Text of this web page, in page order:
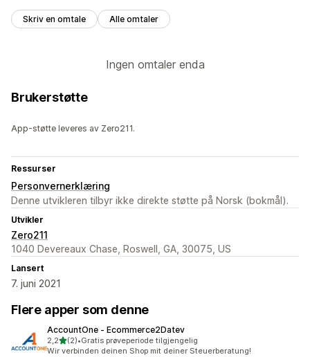
Skriv en omtale Alle omtaler
Ingen omtaler enda
Brukerstøtte
App-støtte leveres av Zero211.
Ressurser
Personvernerklæring
Denne utvikleren tilbyr ikke direkte støtte på Norsk (bokmål).
Utvikler
Zero211
1040 Devereaux Chase, Roswell, GA, 30075, US
Lansert
7. juni 2021
Flere apper som denne
AccountOne ‑ Ecommerce2Datev
2,2av 5 stjerner
(2)
Totalt 2 omtaler
•Gratis prøveperiode tilgjengelig
Wir verbinden deinen Shop mit deiner Steuerberatung!